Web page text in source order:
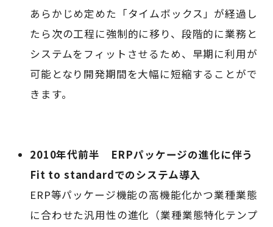
あらかじめ定めた「タイムボックス」が経過し
たら次の工程に強制的に移り、段階的に業務と
システムをフィットさせるため、早期に利用が
可能となり開発期間を大幅に短縮することがで
きます。
2010年代前半 ERPパッケージの進化に伴う
Fit to standardでのシステム導入
ERP等パッケージ機能の高機能化かつ業種業態
に合わせた汎用性の進化（業種業態特化テンプ